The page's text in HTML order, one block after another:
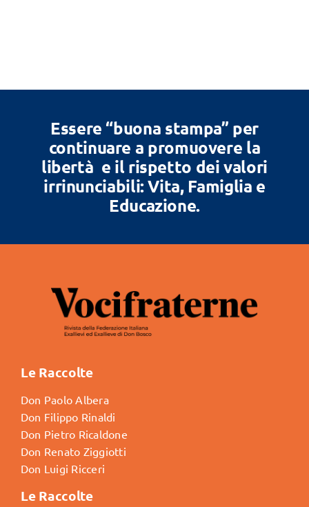
Essere “buona stampa” per
continuare a promuovere la
libertà e il rispetto dei valori
irrinunciabili: Vita, Famiglia e
Educazione.
Le Raccolte
Don Paolo Albera
Don Filippo Rinaldi
Don Pietro Ricaldone
Don Renato Ziggiotti
Don Luigi Ricceri
Le Raccolte